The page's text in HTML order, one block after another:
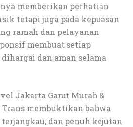
memberikan perhatian
tetapi juga pada kepuasan
ramah dan pelayanan
membuat setiap
dan aman selama
Jakarta Garut Murah &
Trans membuktikan bahwa
dan penuh kejutan